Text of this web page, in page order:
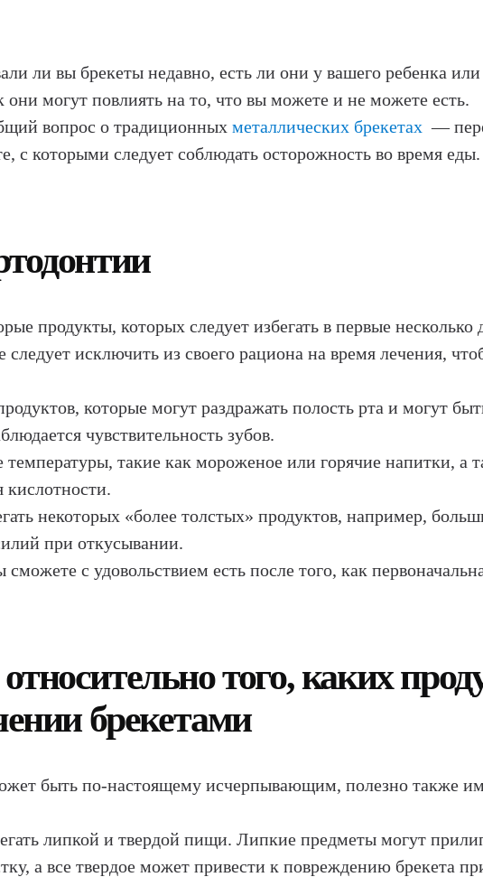
ли вы брекеты недавно, есть ли они у вашего ребенка
могут повлиять на то, что вы можете и не можете есть.
вопрос о традиционных металлических брекетах —
с которыми следует соблюдать осторожность во время еды.
продукты, которых следует избегать в первые
исключить из своего рациона на время лечения,
которые могут раздражать полость рта и могут
чувствительность зубов.
такие как мороженое или горячие напитки,
кислотности.
некоторых «более толстых» продуктов, например,
при откусывании.
с удовольствием есть после того, как
того, каких
брекетами
быть по-настоящему исчерпывающим, полезно также
липкой и твердой пищи. Липкие предметы могут
а все твердое может привести к повреждению брекета